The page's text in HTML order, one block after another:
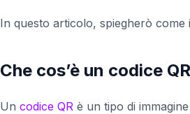
In questo articolo, spiegherò come
Che cos’è un codice
Un codice QR è un tipo di